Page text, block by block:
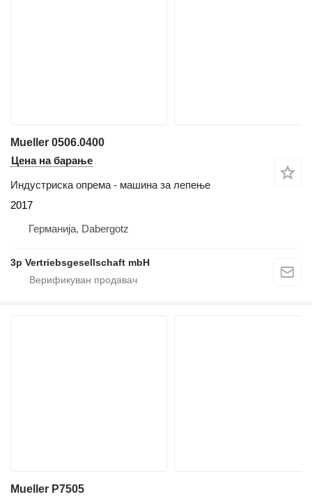
Mueller 0506.0400
Цена на барање
Индустриска опрема - машина за лепење
2017
Германија, Dabergotz
3p Vertriebsgesellschaft mbH
Mueller P7505